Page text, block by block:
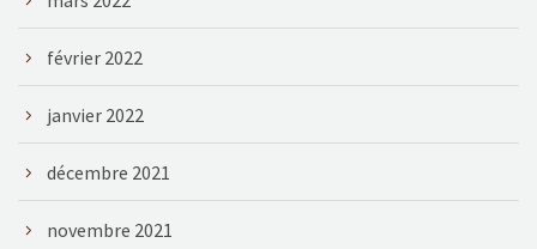
février 2022
janvier 2022
décembre 2021
novembre 2021